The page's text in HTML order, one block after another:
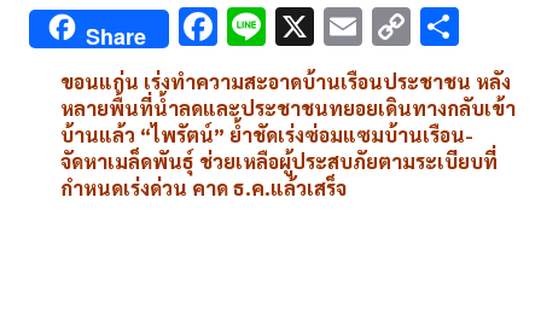
Share F
ac
e
b
o
Li
n
e
X E
m
ai
l
C
o
py
Li
n
h
ar
e
ขอนแก่น เร่งทำความสะอาดบ้านเรือนประชาชน หลัง
หลายพื้นที่น้ำลดและประชาชนทยอยเดินทางกลับเข้า
บ้านแล้ว “ไพรัตน์” ย้ำชัดเร่งซ่อมแซมบ้านเรือน-
จัดหาเมล็ดพันธุ์ ช่วยเหลือผู้ประสบภัยตามระเบียบที่
กำหนดเร่งด่วน คาด ธ.ค.แล้วเสร็จ